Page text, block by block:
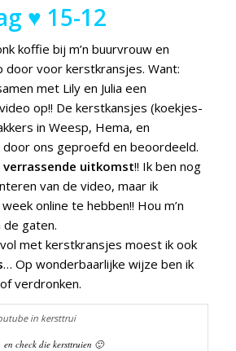
♥ 15-12
koffie bij m’n buurvrouw en
voor kerstkransjes. Want:
met Lily en Julia een
op!! De kerstkansjes (koekjes-
in Weesp, Hema, en
ons geproefd en beoordeeld.
uitkomst!! Ik ben nog
van de video, maar ik
online te hebben!! Hou m’n
de gaten.
met kerstkransjes moest ik ook
… Op wonderbaarlijke wijze ben ik
verdronken.
en check die kersttruien 🙂